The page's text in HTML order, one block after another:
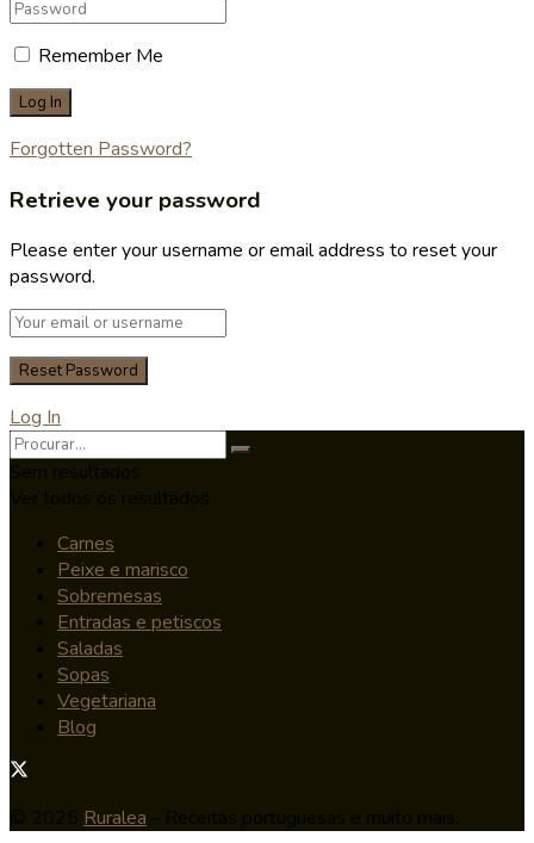
Remember Me
Forgotten Password?
Retrieve your password
Please enter your username or email address to reset your
password.
Log In
Carnes
Peixe e marisco
Sobremesas
Entradas e petiscos
Saladas
Sopas
Vegetariana
Blog
Ruralea